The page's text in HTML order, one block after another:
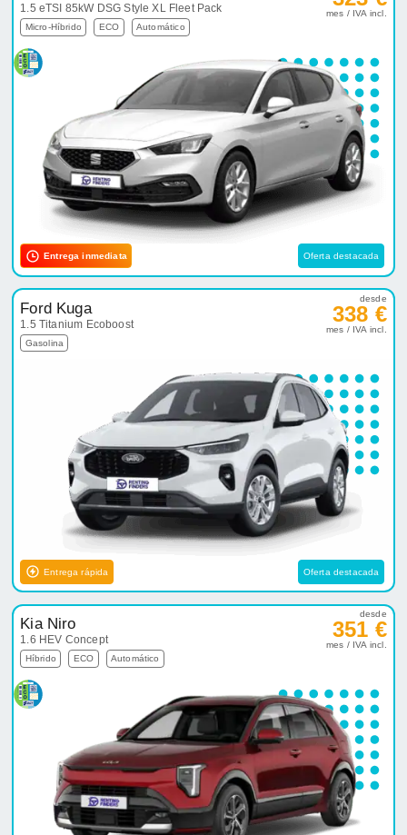
1.5 eTSI 85kW DSG Style XL Fleet Pack
Micro-Híbrido ECO Automático
mes / IVA incl.
Entrega inmediata Oferta destacada
Ford Kuga
1.5 Titanium Ecoboost
Gasolina
desde
338 €
mes / IVA incl.
Entrega rápida Oferta destacada
Kia Niro
1.6 HEV Concept
Híbrido ECO Automático
desde
351 €
mes / IVA incl.